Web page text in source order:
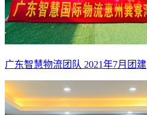
广东智慧物流团队 2021年7月团建